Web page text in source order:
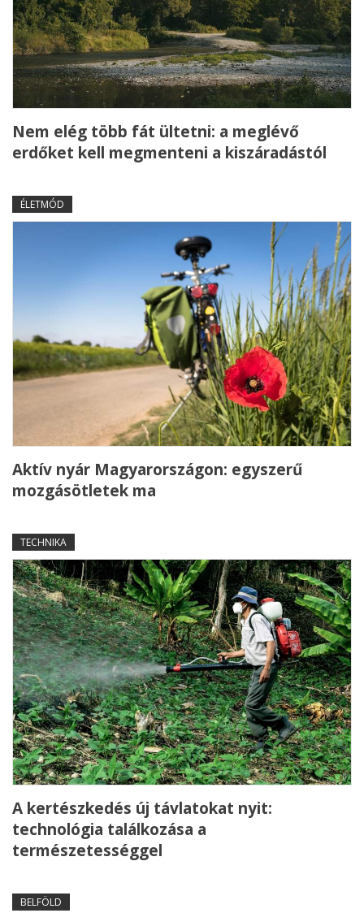
Nem elég több fát ültetni: a meglévő
erdőket kell megmenteni a kiszáradástól
ÉLETMÓD
Aktív nyár Magyarországon: egyszerű
mozgásötletek ma
TECHNIKA
A kertészkedés új távlatokat nyit:
technológia találkozása a
természetességgel
BELFÖLD